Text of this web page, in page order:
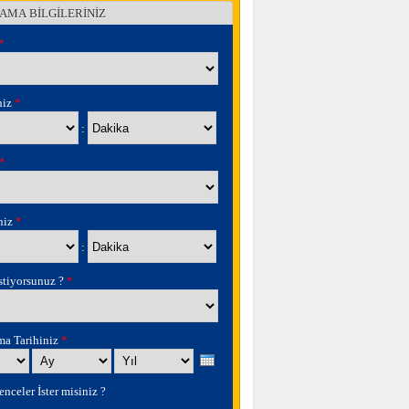
BİLGİLERİNİZ
*
:
Dakika
*
*
:
Dakika
?*
Tarihiniz*
Ay Yıl
İster misiniz ?